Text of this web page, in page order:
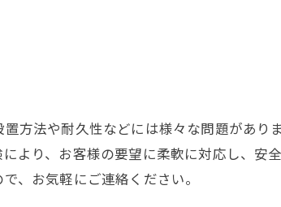
方法や耐久性などには様々な問題があり
より、お客様の要望に柔軟に対応し、安
、お気軽にご連絡ください。